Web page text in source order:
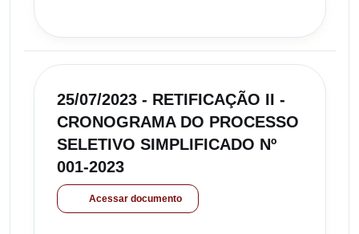
25/07/2023 - RETIFICAÇÃO II -
CRONOGRAMA DO PROCESSO
SELETIVO SIMPLIFICADO Nº
001-2023
Acessar documento